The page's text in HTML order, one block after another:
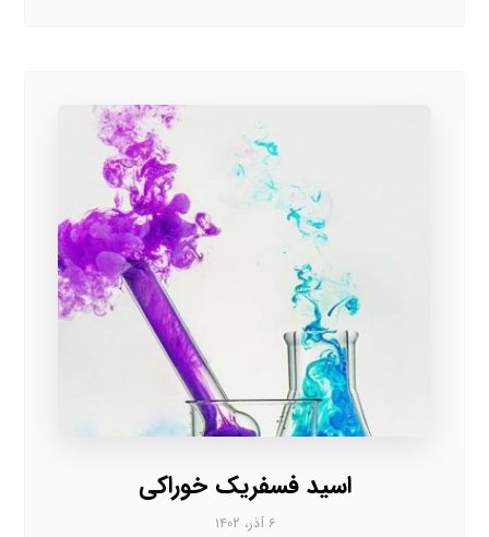
اسید فسفریک خوراکی
۶ آذر، ۱۴۰۲